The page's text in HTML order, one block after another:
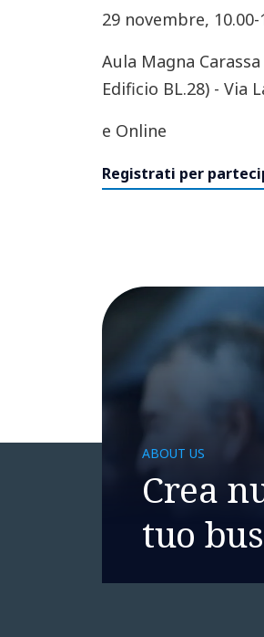
29 novembre, 10.00-
Aula Magna
Edificio BL.28) - Via
e Online
Registrati per
ABOUT US
Crea
tuo